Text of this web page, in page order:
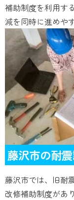
補助制度を利用す
減を同時に進めや
藤沢市の耐
藤沢市では、旧耐
改修補助制度があ